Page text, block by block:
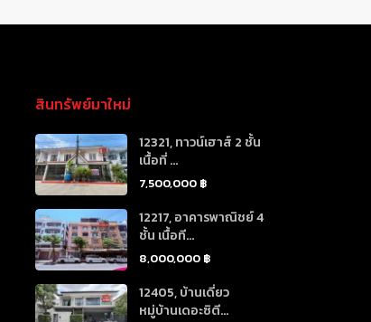
สินทรัพย์มาใหม่
12321, ทาวน์เฮาส์ 2 ชั้น
เนื้อที่ ...
7,500,000 ฿
12217, อาคารพาณิชย์ 4
ชั้น เนื้อที...
8,000,000 ฿
12405, บ้านเดี่ยว
หมู่บ้านเดอะซิตี...